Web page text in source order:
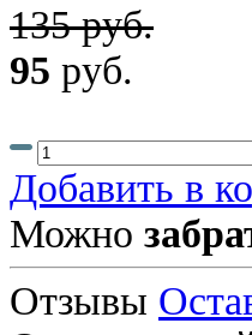
135 руб.
95 руб.
Добавить в
Можно
Отзывы